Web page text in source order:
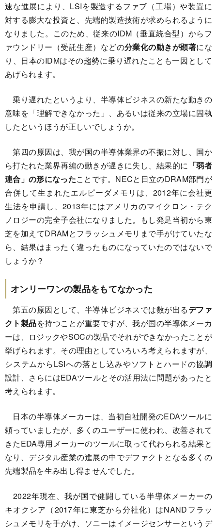
速な進展により、LSIを製造するファブ（工場）や装置に
対する膨大な投資と、先端的製造技術が求められるように
なりました。このため、従来のIDM（垂直統合型）からフ
ァウンドリー（受託生産）などの分業化の動きが顕著にな
り、日本のIDMはその趨勢に乗り遅れたことも一因として
あげられます。
乗り遅れたというより、半導体ビジネスの新たな動きの
意味を「理解できなかった」、あるいは従来の立場に固執
したというほうが正しいでしょうか。
第四の原因は、我が国の半導体業界の不振に対し、国か
ら打たれた業界再編の動きが遅きに失し、結果的に 「弱者
連合」の形になったことです。NECと日立のDRAM部門が
合併して生まれたエルピーダメモリは、2012年に会社更
生法を申請し、2013年にはアメリカのマイクロン・テク
ノロジーの完全子会社になりました。もし発足当初から東
芝を加えてDRAMとフラッシュメモリまで手がけていたな
ら、結果はまったく違ったものになっていたのではないで
しょうか？
オンリーワンの製品をもてなかった
第五の原因として、半導体ビジネスでは数が出るデファ
クト製品を持つことが重要ですが、我が国の半導体メーカ
ーは、ロジックやSOCの製品でそれができなかったことが
挙げられます。その理由としていろいろ考えられますが、
システムからLSIへの落とし込みやソフトとハードの協調
設計、さらにはEDAツールとその活用法に問題があったと
考えられます。
日本の半導体メーカーは、当初自社開発のEDAツールに
頼っていましたが、多くのユーザーに使われ、改善されて
きたEDA専用メーカーのツールに取って代わられる結果と
なり、デジタル産業の進展の中でデファクトとなる多くの
先端製品を生み出し得ませんでした。
2022年現在、我が国で健闘している半導体メーカーの
キオクシア（2017年に東芝から分社化）はNANDフラッ
シュメモリを手がけ、ソニーはイメージセンサーというデ